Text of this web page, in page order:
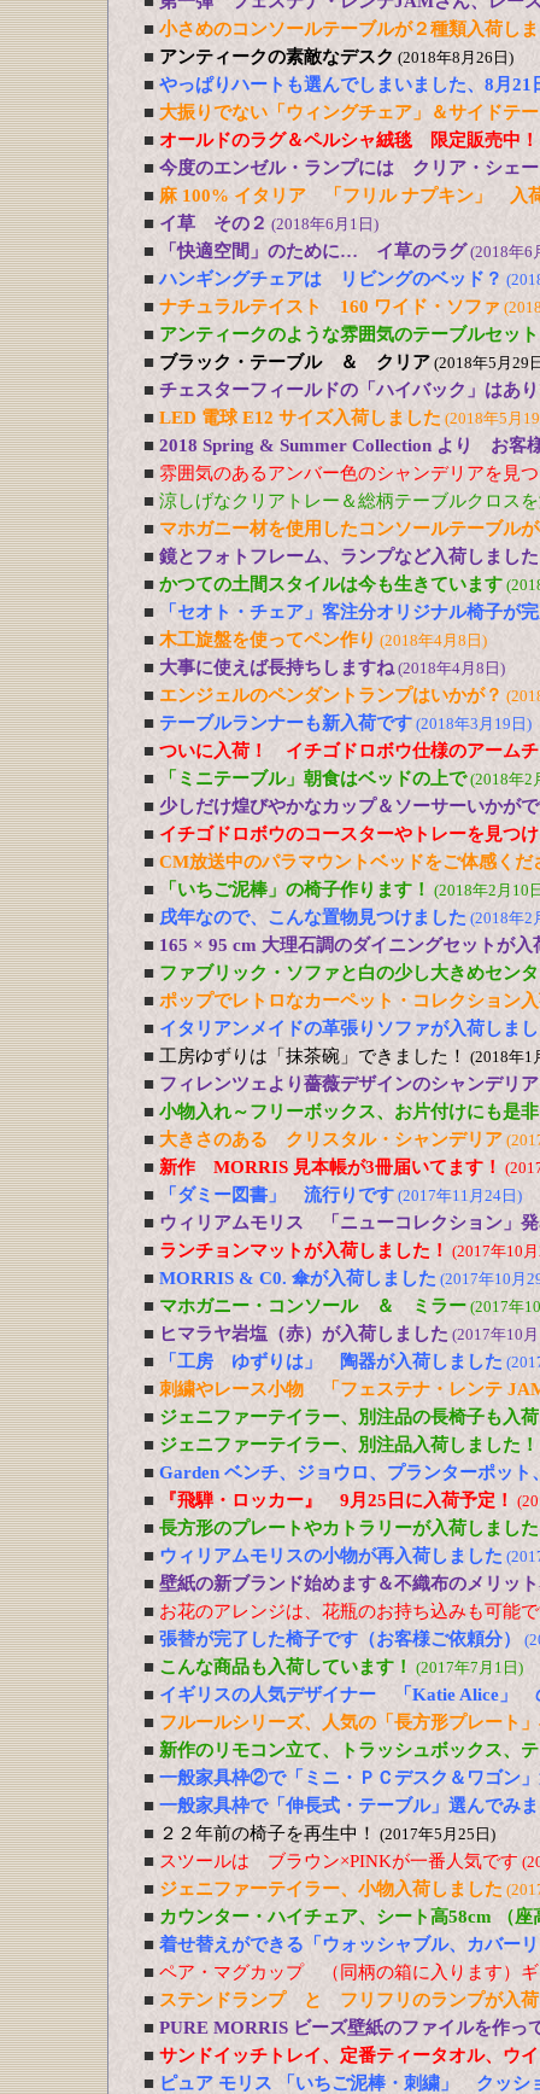
■ 小さめのコンソールテーブルが２種類入荷し
■ アンティークの素敵なデスク (2018年8月26日)
■ やっぱりハートも選んでしまいました、8月21
■ 大振りでない「ウィングチェア」＆サイドテ
■ オールドのラグ＆ペルシャ絨毯 限定販売中！
■ 今度のエンゼル・ランプには クリア・シェ
■ 麻 100% イタリア 「フリル ナプキン」 入
■ イ草 その２ (2018年6月1日)
■ 「快適空間」のために… イ草のラグ (2018年6
■ ハンギングチェアは リビングのベッド？
■ ナチュラルテイスト 160 ワイド・ソファ
■ アンティークのような雰囲気のテーブルセット
■ ブラック・テーブル ＆ クリア (2018年5月29
■ チェスターフィールドの「ハイバック」はあ
■ LED 電球 E12 サイズ入荷しました (2018年5月
■ 2018 Spring & Summer Collection より お客
■ 雰囲気のあるアンバー色のシャンデリアを見
■ 涼しげなクリアトレー＆総柄テーブルクロス
■ マホガニー材を使用したコンソールテーブル
■ 鏡とフォトフレーム、ランプなど入荷しました
■ かつての土間スタイルは今も生きています
■
「セオト・チェア」客注分オリジナル椅子が
■ 木工旋盤を使ってペン作り (2018年4月8日)
■ 大事に使えば長持ちしますね(2018年4月8日)
■ エンジェルのペンダントランプはいかが？
■ テーブルランナーも新入荷です (2018年3月19日)
■ ついに入荷！ イチゴドロボウ仕様のアーム
■
「ミニテーブル」朝食はベッドの上で(2018年2
■ 少しだけ煌びやかなカップ＆ソーサーいかが
■ イチゴドロボウのコースターやトレーを見つ
■ CM放送中のパラマウントベッドをご体感くだ
■
「いちご泥棒」の椅子作ります！ (2018年2月10
■ 戌年なので、こんな置物見つけました (2018年2
■ 165 × 95 cm 大理石調のダイニングセットが入
■ ファブリック・ソファと白の少し大きめセン
■ ポップでレトロなカーペット・コレクション
■ イタリアンメイドの革張りソファが入荷しま
■ 工房ゆずりは「抹茶碗」できました！ (2018年1
■ フィレンツェより薔薇デザインのシャンデリア
■ 小物入れ～フリーボックス、お片付けにも是
■ 大きさのある クリスタル・シャンデリア
■ 新作 MORRIS 見本帳が3冊届いてます！
■ 「ダミー図書」 流行りです (2017年11月24日)
■ ウィリアムモリス 「ニューコレクション」
■ ランチョンマットが入荷しました！ (2017年10
■ MORRIS & C0. 傘が入荷しました (2017年10月
■ マホガニー・コンソール ＆ ミラー (2017年
■ ヒマラヤ岩塩（赤）が入荷しました (2017年10
■ 「工房 ゆずりは」 陶器が入荷しました
■ 刺繍やレース小物 「フェステナ・レンテ
■ ジェニファーテイラー、別注品の長椅子も入
■ ジェニファーテイラー、別注品入荷しました！
■ Garden ベンチ、ジョウロ、プランターポット
■
『飛騨・ロッカー』 9月25日に入荷予定！
■ 長方形のプレートやカトラリーが入荷しました
■ ウィリアムモリスの小物が再入荷しました
■ 壁紙の新ブランド始めます＆不織布のメリッ
■ お花のアレンジは、花瓶のお持ち込みも可能
■ 張替が完了した椅子です（お客様ご依頼分）
■ こんな商品も入荷しています！ (2017年7月1日)
■ イギリスの人気デザイナー 「Katie Alice」
■ フルールシリーズ、人気の「長方形プレート
■ 新作のリモコン立て、トラッシュボックス、
■ 一般家具枠②で「ミニ・ＰＣデスク＆ワゴン
■ 一般家具枠で「伸長式・テーブル」選んでみ
■ ２２年前の椅子を再生中！ (2017年5月25日)
■ スツールは ブラウン×PINKが一番人気です
■ ジェニファーテイラー、小物入荷しました
■ カウンター・ハイチェア、シート高58cm （座
■ 着せ替えができる「ウォッシャブル、カバー
■ ペア・マグカップ （同柄の箱に入ります）
■ ステンドランプ と フリフリのランプが入荷
■ PURE MORRIS ビーズ壁紙のファイルを作っ
■ サンドイッチトレイ、定番ティータオル、ウ
■ ピュア モリス 「いちご泥棒・刺繍」 クッシ